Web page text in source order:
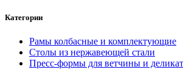
Категории
Рамы колбасные и комплектующие
Столы из нержавеющей стали
Пресс-формы для ветчины и